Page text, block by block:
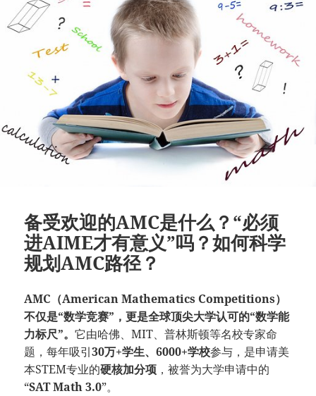
备受欢迎的AMC是什么？“必须
进AIME才有意义”吗？如何科学
规划AMC路径？
AMC（American Mathematics Competitions）
不仅是“数学竞赛”，更是全球顶尖大学认可的“数学能
力标尺”。它由哈佛、MIT、普林斯顿等名校专家命
题，每年吸引30万+学生、6000+学校参与，是申请美
本STEM专业的硬核加分项 ，被誉为大学申请中的
“SAT Math 3.0”。